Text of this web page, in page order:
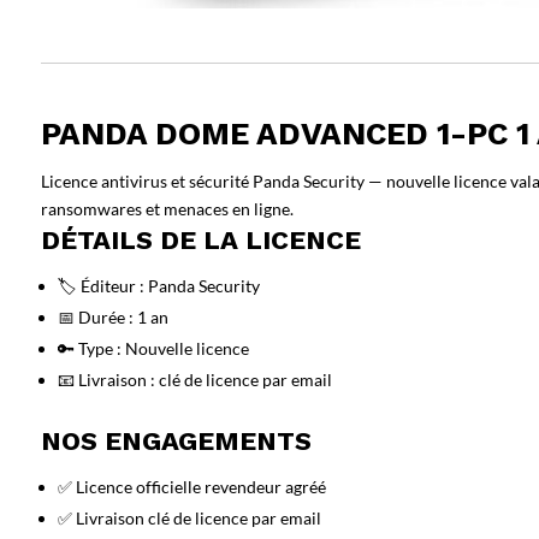
PANDA DOME ADVANCED 1-PC 1
Licence antivirus et sécurité Panda Security — nouvelle licence
ransomwares et menaces en ligne.
DÉTAILS DE LA LICENCE
🏷️ Éditeur : Panda Security
📅 Durée : 1 an
🔑 Type : Nouvelle licence
📧 Livraison : clé de licence par email
NOS ENGAGEMENTS
✅ Licence officielle revendeur agréé
✅ Livraison clé de licence par email